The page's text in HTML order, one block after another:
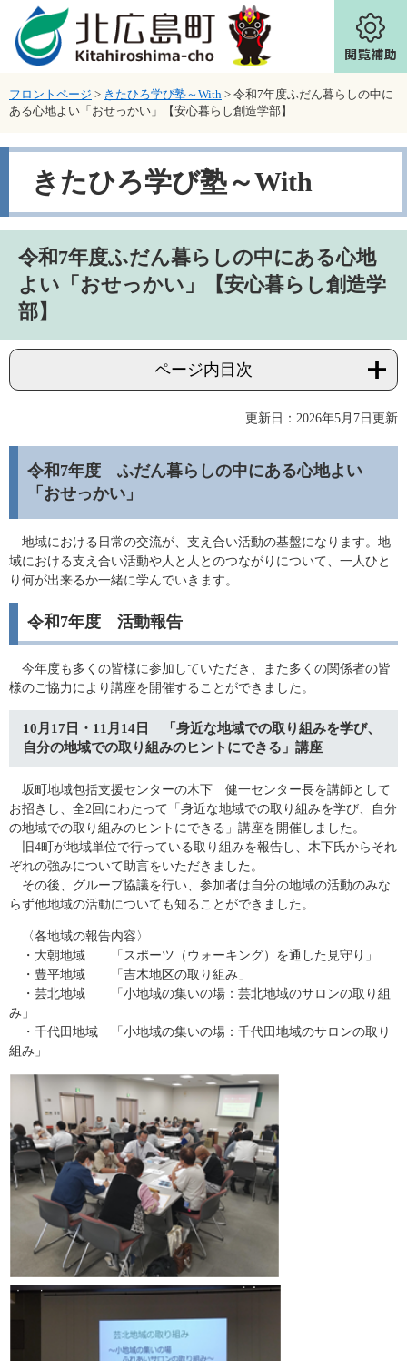
ページの先頭です。
メニューを飛ばして本文へ
フロントページ > きたひろ学び塾～With > 令和7年度ふだん暮らしの中に
ある心地よい「おせっかい」【安心暮らし創造学部】
きたひろ学び塾～With
令和7年度ふだん暮らしの中にある心地
よい「おせっかい」【安心暮らし創造学
部】
ページ内目次
更新日：2026年5月7日更新
令和7年度 ふだん暮らしの中にある心地よい
「おせっかい」
地域における日常の交流が、支え合い活動の基盤になります。地
域における支え合い活動や人と人とのつながりについて、一人ひと
り何が出来るか一緒に学んでいきます。
令和7年度 活動報告
今年度も多くの皆様に参加していただき、また多くの関係者の皆
様のご協力により講座を開催することができました。
10月17日・11月14日 「身近な地域での取り組みを学び、
自分の地域での取り組みのヒントにできる」講座
坂町地域包括支援センターの木下 健一センター長を講師として
お招きし、全2回にわたって「身近な地域での取り組みを学び、自分
の地域での取り組みのヒントにできる」講座を開催しました。
旧4町が地域単位で行っている取り組みを報告し、木下氏からそれ
ぞれの強みについて助言をいただきました。
その後、グループ協議を行い、参加者は自分の地域の活動のみな
らず他地域の活動についても知ることができました。
〈各地域の報告内容〉
・大朝地域 「スポーツ（ウォーキング）を通した見守り」
・豊平地域 「吉木地区の取り組み」
・芸北地域 「小地域の集いの場：芸北地域のサロンの取り組
み」
・千代田地域 「小地域の集いの場：千代田地域のサロンの取り
組み」